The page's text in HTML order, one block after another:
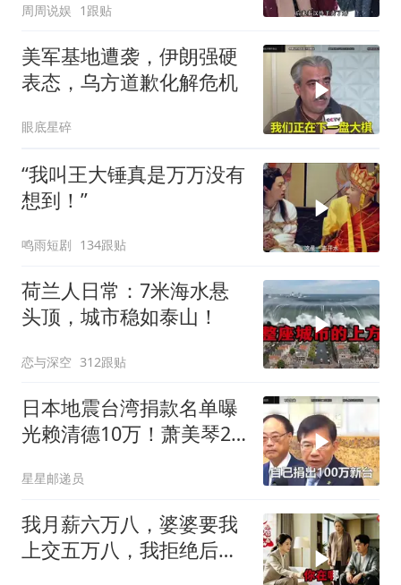
钱？”
周周说娱 1跟贴
美军基地遭袭，伊朗强硬
表态，乌方道歉化解危机
眼底星碎
“我叫王大锤真是万万没有
想到！”
鸣雨短剧 134跟贴
荷兰人日常：7米海水悬
头顶，城市稳如泰山！
恋与深空 312跟贴
日本地震台湾捐款名单曝
光赖清德10万！萧美琴20
星星邮递员
我月薪六万八，婆婆要我
上交五万八，我拒绝后她